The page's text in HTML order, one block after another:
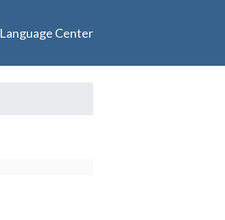
Language Center